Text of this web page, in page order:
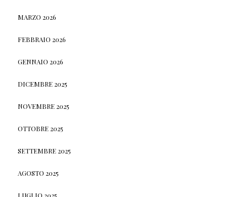
MARZO 2026
FEBBRAIO 2026
GENNAIO 2026
DICEMBRE 2025
NOVEMBRE 2025
OTTOBRE 2025
SETTEMBRE 2025
AGOSTO 2025